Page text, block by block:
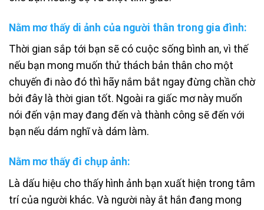
Nằm mơ thấy di ảnh của người thân trong gia đình:
Thời gian sắp tới bạn sẽ có cuộc sống bình an, vì thế
nếu bạn mong muốn thử thách bản thân cho một
chuyến đi nào đó thì hãy nắm bắt ngay đừng chần chờ
bởi đây là thời gian tốt. Ngoài ra giấc mơ này muốn
nói đến vận may đang đến và thành công sẽ đến với
bạn nếu dám nghĩ và dám làm.
Nằm mơ thấy đi chụp ảnh:
Là dấu hiệu cho thấy hình ảnh bạn xuất hiện trong tâm
trí của người khác. Và người này ắt hắn đang mong